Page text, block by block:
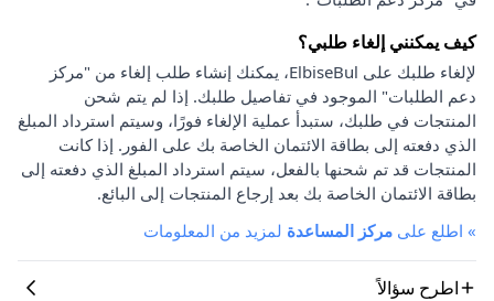
كيف يمكنني إلغاء طلبي؟
لإلغاء طلبك على ElbiseBul، يمكنك إنشاء طلب إلغاء من "مركز
دعم الطلبات" الموجود في تفاصيل طلبك. إذا لم يتم شحن
المنتجات في طلبك، ستبدأ عملية الإلغاء فورًا، وسيتم استرداد المبلغ
الذي دفعته إلى بطاقة الائتمان الخاصة بك على الفور. إذا كانت
المنتجات قد تم شحنها بالفعل، سيتم استرداد المبلغ الذي دفعته إلى
بطاقة الائتمان الخاصة بك بعد إرجاع المنتجات إلى البائع.
» اطلع على مركز المساعدة لمزيد من المعلومات
اطرح سؤالاً